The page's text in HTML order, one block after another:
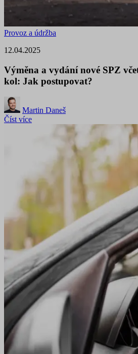
Provoz a údržba
12.04.2025
Výměna a vydání nové SPZ
kol: Jak postupovat?
Martin Daneš
Číst více